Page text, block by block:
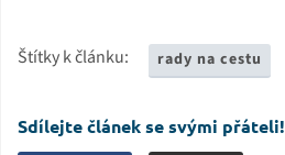
Štítky k článku: rady na cestu
Sdílejte článek se svými přáteli!